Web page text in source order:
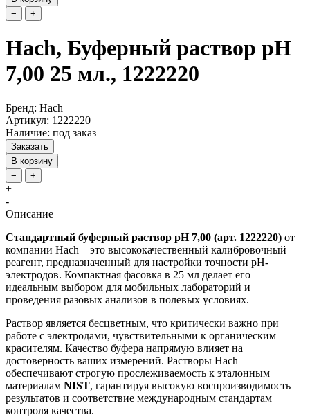
−
+
Hach, Буферный раствор pH
7,00 25 мл., 1222220
Бренд: Hach
Артикул: 1222220
Наличие: под заказ
Заказать
В корзину
−
+
+
-
Описание
Стандартный буферный раствор pH 7,00 (арт. 1222220) от
компании Hach – это высококачественный калибровочный
реагент, предназначенный для настройки точности pH-
электродов. Компактная фасовка в 25 мл делает его
идеальным выбором для мобильных лабораторий и
проведения разовых анализов в полевых условиях.
Раствор является бесцветным, что критически важно при
работе с электродами, чувствительными к органическим
красителям. Качество буфера напрямую влияет на
достоверность ваших измерений. Растворы Hach
обеспечивают строгую прослеживаемость к эталонным
материалам NIST, гарантируя высокую воспроизводимость
результатов и соответствие международным стандартам
контроля качества.